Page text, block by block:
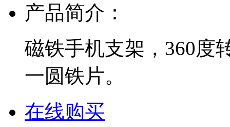
产品简介：
磁铁手机支架，360度
一圆铁片。
在线购买